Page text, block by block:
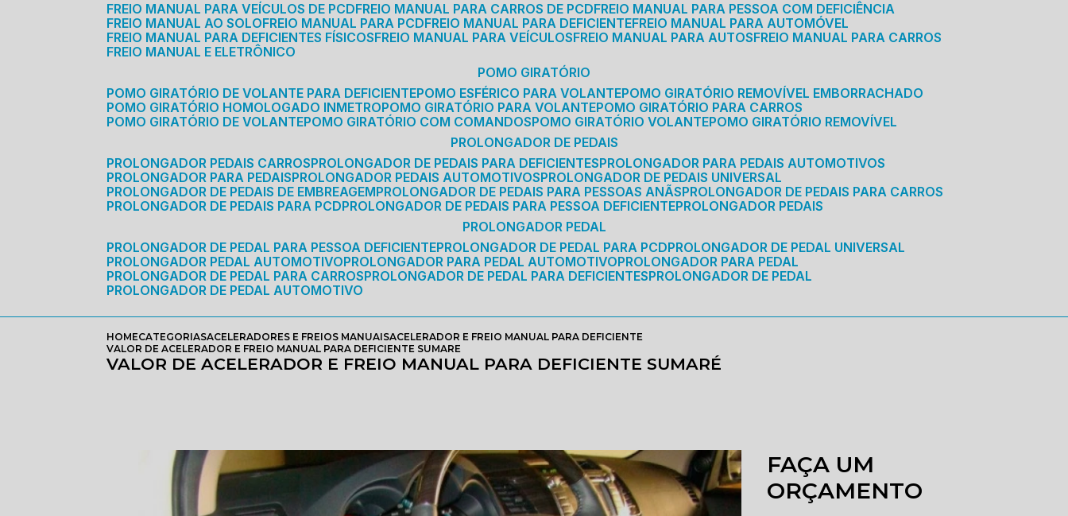
FREIO MANUAL PARA VEÍCULOS DE PCD FREIO MANUAL PARA CARROS DE PCD FREIO MANUAL PARA PESSOA COM DEFICIÊNCIA
FREIO MANUAL AO SOLO FREIO MANUAL PARA PCD FREIO MANUAL PARA DEFICIENTE FREIO MANUAL PARA AUTOMÓVEL
FREIO MANUAL PARA DEFICIENTES FÍSICOS FREIO MANUAL PARA VEÍCULOS FREIO MANUAL PARA AUTOS FREIO MANUAL PARA CARROS
FREIO MANUAL E ELETRÔNICO
POMO GIRATÓRIO
POMO GIRATÓRIO DE VOLANTE PARA DEFICIENTE POMO ESFÉRICO PARA VOLANTE POMO GIRATÓRIO REMOVÍVEL EMBORRACHADO
POMO GIRATÓRIO HOMOLOGADO INMETRO POMO GIRATÓRIO PARA VOLANTE POMO GIRATÓRIO PARA CARROS
POMO GIRATÓRIO DE VOLANTE POMO GIRATÓRIO COM COMANDOS POMO GIRATÓRIO VOLANTE POMO GIRATÓRIO REMOVÍVEL
PROLONGADOR DE PEDAIS
PROLONGADOR PEDAIS CARROS PROLONGADOR DE PEDAIS PARA DEFICIENTES PROLONGADOR PARA PEDAIS AUTOMOTIVOS
PROLONGADOR PARA PEDAIS PROLONGADOR PEDAIS AUTOMOTIVOS PROLONGADOR DE PEDAIS UNIVERSAL
PROLONGADOR DE PEDAIS DE EMBREAGEM PROLONGADOR DE PEDAIS PARA PESSOAS ANÃS PROLONGADOR DE PEDAIS PARA CARROS
PROLONGADOR DE PEDAIS PARA PCD PROLONGADOR DE PEDAIS PARA PESSOA DEFICIENTE PROLONGADOR PEDAIS
PROLONGADOR PEDAL
PROLONGADOR DE PEDAL PARA PESSOA DEFICIENTE PROLONGADOR DE PEDAL PARA PCD PROLONGADOR DE PEDAL UNIVERSAL
PROLONGADOR PEDAL AUTOMOTIVO PROLONGADOR PARA PEDAL AUTOMOTIVO PROLONGADOR PARA PEDAL
PROLONGADOR DE PEDAL PARA CARROS PROLONGADOR DE PEDAL PARA DEFICIENTES PROLONGADOR DE PEDAL
PROLONGADOR DE PEDAL AUTOMOTIVO
HOMECATEGORIASACELERADORES E FREIOS MANUAISACELERADOR E FREIO MANUAL PARA DEFICIENTE
VALOR DE ACELERADOR E FREIO MANUAL PARA DEFICIENTE SUMARE
VALOR DE ACELERADOR E FREIO MANUAL PARA DEFICIENTE SUMARÉ
FAÇA UM
ORÇAMENTO